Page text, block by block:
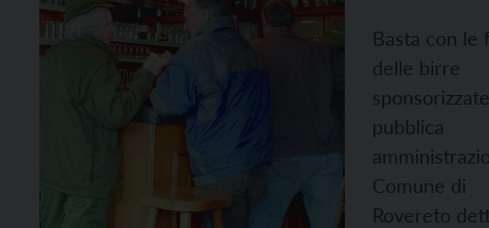
Basta con le
delle birre
pubblica
Comune di
Rovereto